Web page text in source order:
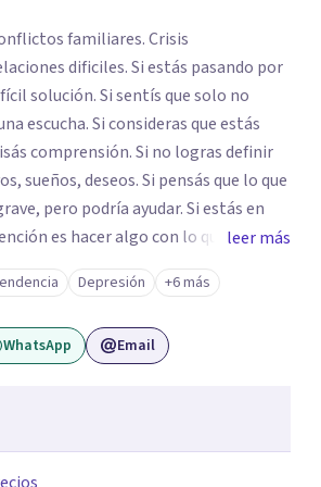
familiares. Crisis
dificiles. Si estás pasando por
solución. Si sentís que solo no
escucha. Si consideras que estás
comprensión. Si no logras definir
sueños, deseos. Si pensás que lo que
pero podría ayudar. Si estás en
es hacer algo con lo que te está
que está generando esa angustia.
leer más
Depresión +6 más
WhatsApp Email